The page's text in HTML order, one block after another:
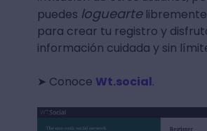
puedes loguearte
para crear tu registro y
información cuidada y sin
➤ Conoce Wt.social.